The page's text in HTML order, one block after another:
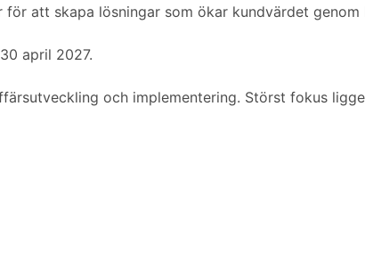
att skapa lösningar som ökar kundvärdet genom
april 2027.
och implementering. Störst fokus